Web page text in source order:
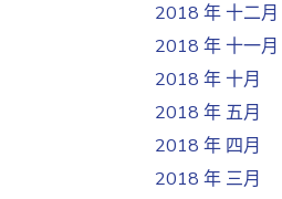
2018 年 十二月
2018 年 十一月
2018 年 十月
2018 年 五月
2018 年 四月
2018 年 三月